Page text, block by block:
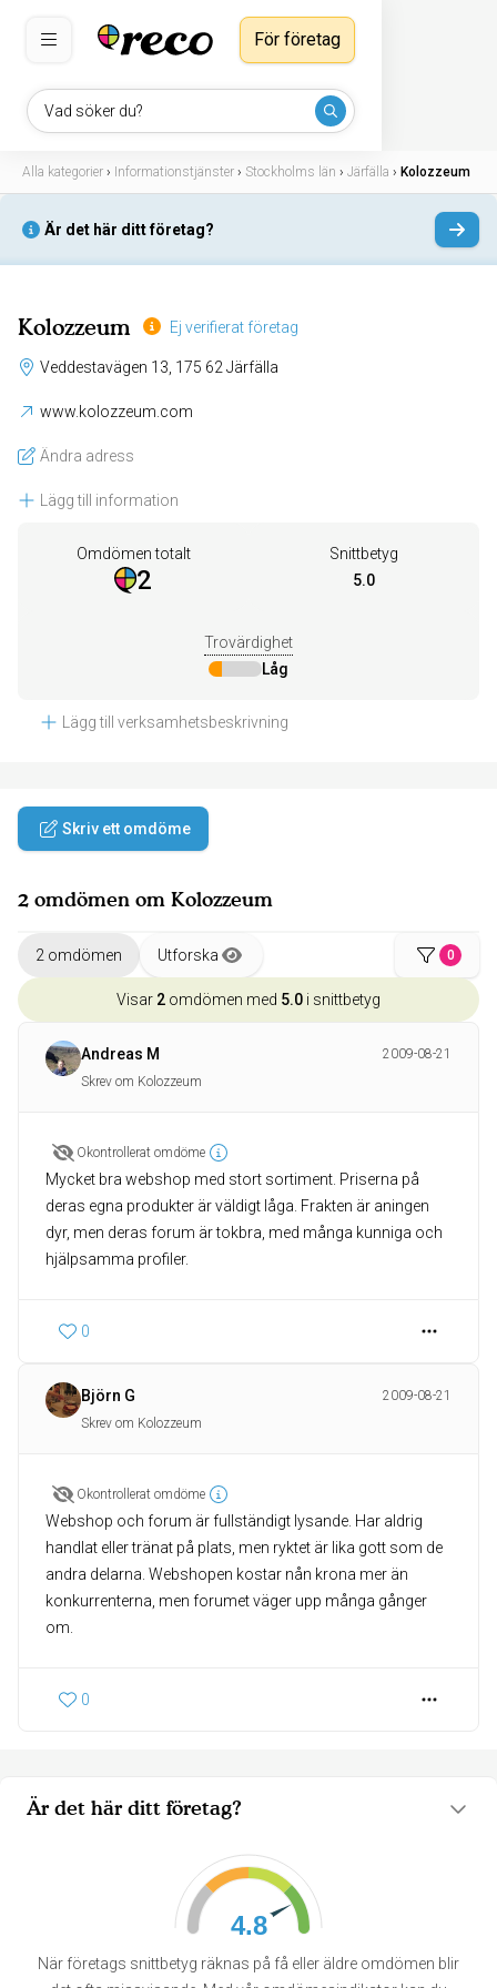
Vad söker du?
För företag
Alla kategorier › Informationstjänster › Stockholms län › Järfälla › Kolozzeum
Är det här ditt företag?
Kolozzeum Ej verifierat företag
Veddestavägen 13, 175 62 Järfälla
www.kolozzeum.com
Ändra adress
Lägg till information
Omdömen totalt
2
Snittbetyg
5.0
Trovärdighet
Låg
Lägg till verksamhetsbeskrivning
Är det här ditt företag?
4.8
När företags snittbetyg räknas på få eller äldre omdömen blir
Skriv ett omdöme
2 omdömen om Kolozzeum
2 omdömen Utforska 0
Visar 2 omdömen med 5.0 i snittbetyg
Andreas M
2009-08-21
Skrev om Kolozzeum
Okontrollerat omdöme
Mycket bra webshop med stort sortiment. Priserna på
deras egna produkter är väldigt låga. Frakten är aningen
dyr, men deras forum är tokbra, med många kunniga och
hjälpsamma profiler.
0
Björn G
2009-08-21
Skrev om Kolozzeum
Okontrollerat omdöme
Webshop och forum är fullständigt lysande. Har aldrig
handlat eller tränat på plats, men ryktet är lika gott som de
andra delarna. Webshopen kostar nån krona mer än
konkurrenterna, men forumet väger upp många gånger
om.
0